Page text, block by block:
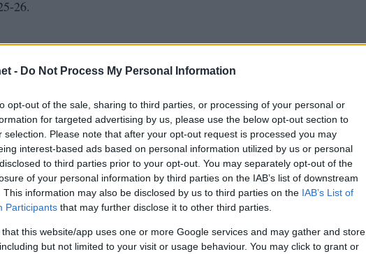
- Do Not Process My Personal Information
opt-out of the sale, sharing to third parties, or processing of your personal or
for targeted advertising by us, please use the below opt-out section to
selection. Please note that after your opt-out request is processed you may
interest-based ads based on personal information utilized by us or personal
to third parties prior to your opt-out. You may separately opt-out of the
of your personal information by third parties on the IAB’s list of downstream
This information may also be disclosed by us to third parties on the IAB’s List of
Participants that may further disclose it to other third parties.
that this website/app uses one or more Google services and may gather and store
but not limited to your visit or usage behaviour. You may click to grant or
26.
την ποιότητα και την εμπειρία του θα αποτελέσει έναν από
για διάκριση στις εγχώριες διοργανώσεις. Στη
αγωνιστεί σε κορυφαία πρωταθλήματα όπως της Ιταλίας ,
Κορέας.